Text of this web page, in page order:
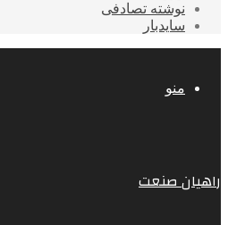
نوشته تصادفی
سایدبار
منو
راهیان صنعت